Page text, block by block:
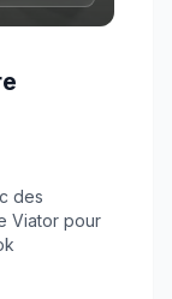
des
Viator pour